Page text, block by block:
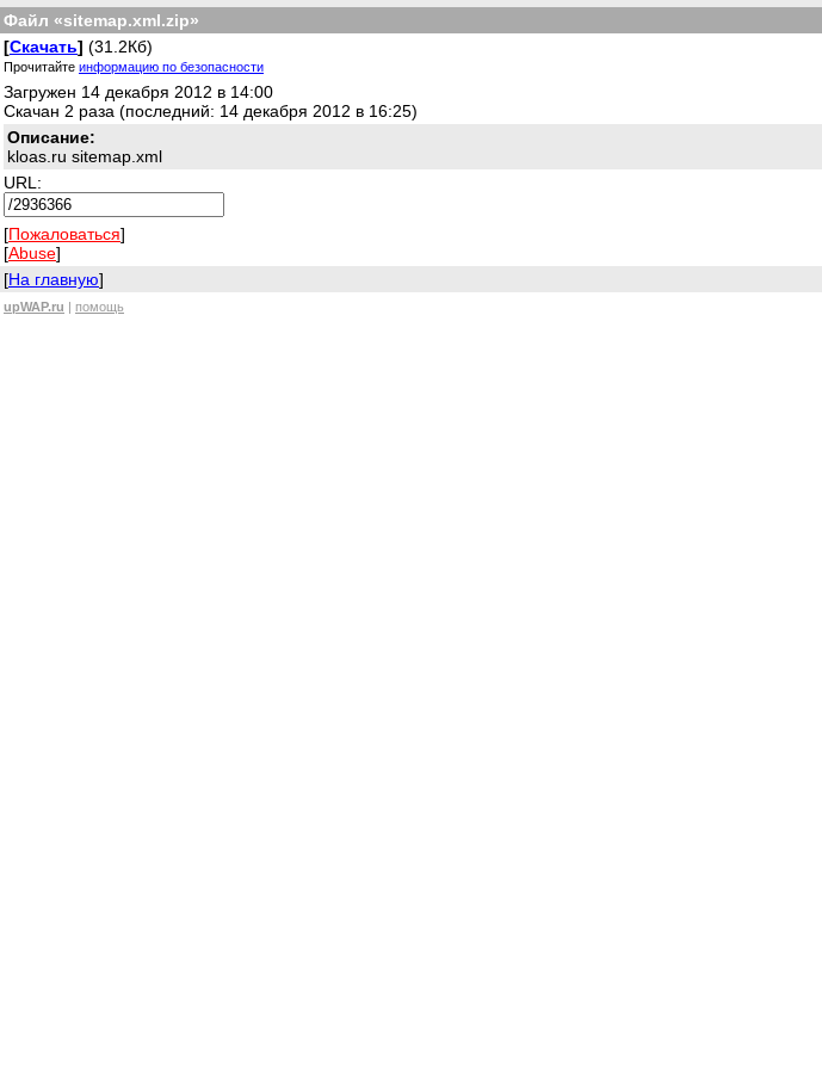
Файл «sitemap.xml.zip»
[Скачать] (31.2Кб)
Прочитайте информацию по безопасности
Загружен 14 декабря 2012 в 14:00
Скачан 2 раза (последний: 14 декабря 2012 в 16:25)
Описание:
kloas.ru sitemap.xml
URL:
[Пожаловаться]
[Abuse]
[На главную]
upWAP.ru | помощь